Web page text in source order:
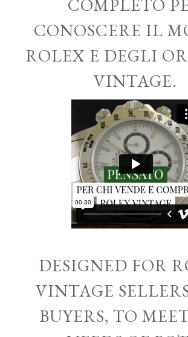
COMPLETO
CONOSCERE IL
ROLEX E DEGLI
VINTAGE.
DESIGNED FOR
VINTAGE
BUYERS, TO